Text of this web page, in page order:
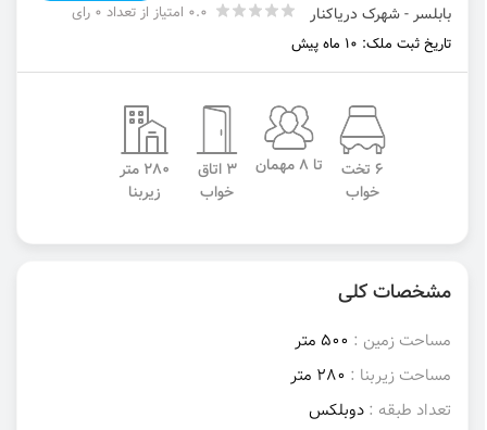
بابلسر - شهرک دریاکنار
0.0 امتیاز از تعداد 0 رای
تاریخ ثبت ملک: 10 ماه پیش
6 تخت
خواب
تا 8 مهمان
3 اتاق
خواب
280 متر
زیربنا
مشخصات کلی
مساحت زمین : 500 متر
مساحت زیربنا : 280 متر
تعداد طبقه : دوبلکس